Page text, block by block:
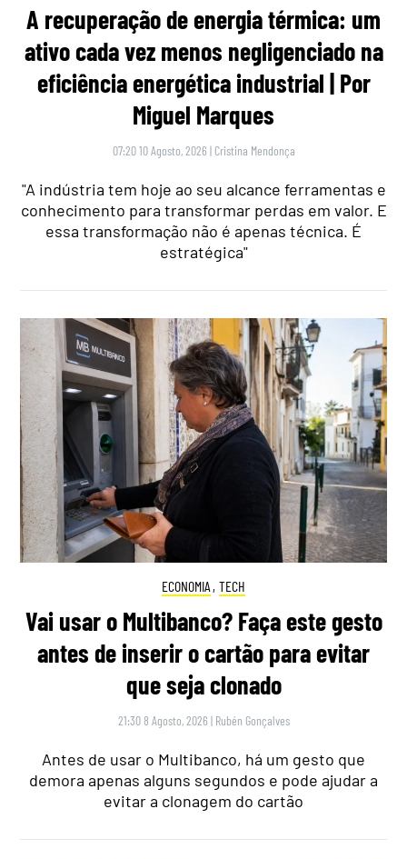
A recuperação de energia térmica: um
ativo cada vez menos negligenciado na
eficiência energética industrial | Por
Miguel Marques
07:20 10 Agosto, 2026 | Cristina Mendonça
"A indústria tem hoje ao seu alcance ferramentas e
conhecimento para transformar perdas em valor. E
essa transformação não é apenas técnica. É
estratégica"
ECONOMIA , TECH
Vai usar o Multibanco? Faça este gesto
antes de inserir o cartão para evitar
que seja clonado
21:30 8 Agosto, 2026 | Rubén Gonçalves
Antes de usar o Multibanco, há um gesto que
demora apenas alguns segundos e pode ajudar a
evitar a clonagem do cartão